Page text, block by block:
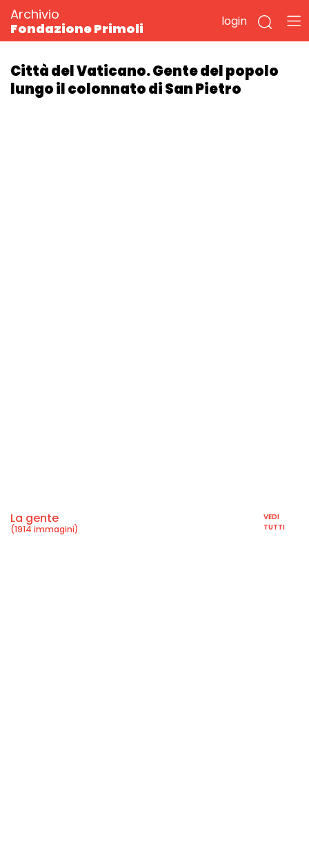
Archivio
Fondazione Primoli
login
Città del Vaticano. Gente del popolo
lungo il colonnato di San Pietro
La gente
(1914 immagini)
VEDI
TUTTI